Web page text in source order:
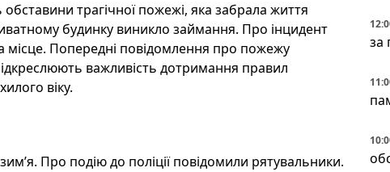
трагічної пожежі, яка забрала життя
будинку виникло займання. Про інцидент
місце. Попередні повідомлення про пожежу
важливість дотримання правил
віку.
Про подію до поліції повідомили рятувальники.
за